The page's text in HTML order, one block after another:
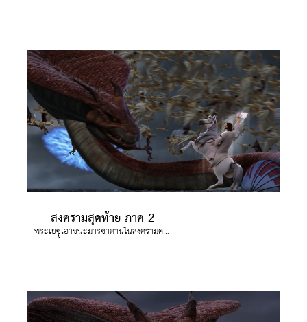
สงครามสุดท้าย ภาค 2
พระเยซูเอาชนะมารซาตานในสงครามครั้งสุดท้าย